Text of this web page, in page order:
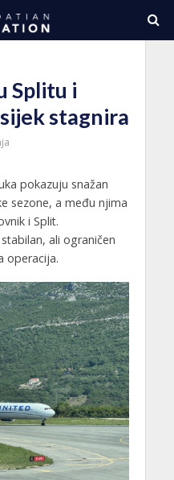
Splitu i
stagnira
pokazuju snažan
sezone, a među njima
i Split.
ali ograničen
operacija.